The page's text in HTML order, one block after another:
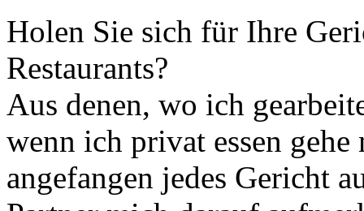
Holen Sie sich für Ihre
Restaurants?
Aus denen, wo ich
wenn ich privat essen
angefangen jedes Gericht